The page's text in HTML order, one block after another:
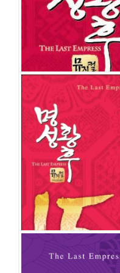
이정열박성환양준모임
윤선용 김효성
인성재 윤준열 윤예담위제영
임정모김상현 김아름
명성황후
공연일시
2015-07-28 ~ 2015-09-10
예술의전당 오페라극
출연진
김소현신영숙
김도형김법래
명성황후